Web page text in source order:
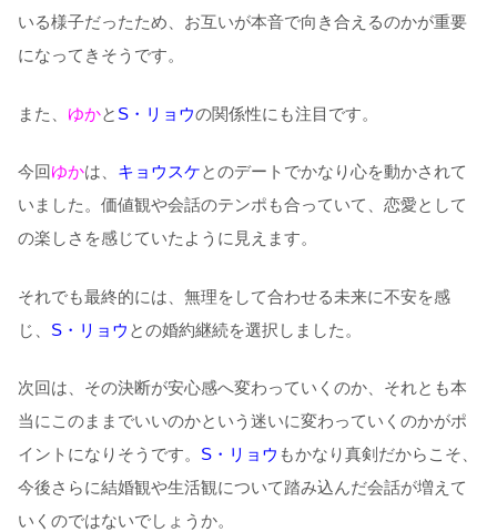
いる様子だったため、お互いが本音で向き合えるのかが重要
になってきそうです。
また、 ゆかと S・リョウの関係性にも注目です。
今回ゆかは、 キョウスケとのデートでかなり心を動かされて
いました。価値観や会話のテンポも合っていて、恋愛として
の楽しさを感じていたように見えます。
それでも最終的には、無理をして合わせる未来に不安を感
じ、 S・リョウ との婚約継続を選択しました。
次回は、その決断が安心感へ変わっていくのか、それとも本
当にこのままでいいのかという迷いに変わっていくのかがポ
イントになりそうです。 S・リョウ もかなり真剣だからこそ、
今後さらに結婚観や生活観について踏み込んだ会話が増えて
いくのではないでしょうか。